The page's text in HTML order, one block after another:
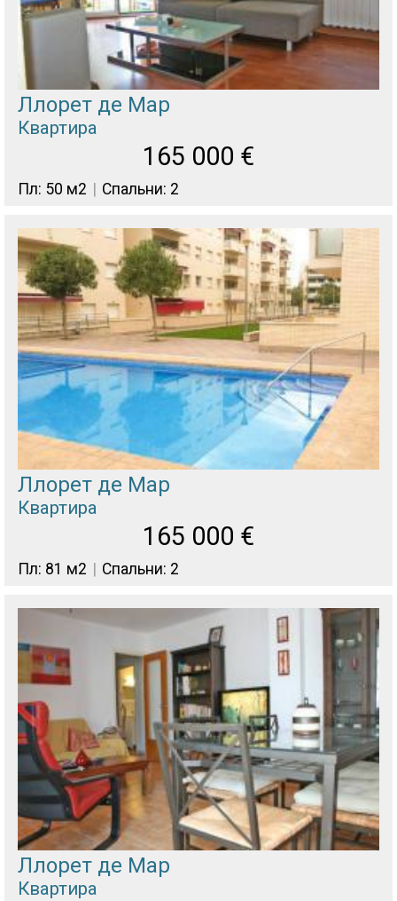
Ллорет де Мар
Квартира
165 000 €
Пл: 50 м2 Спальни: 2
Ллорет де Мар
Квартира
165 000 €
Пл: 81 м2 Спальни: 2
Ллорет де Мар
Квартира